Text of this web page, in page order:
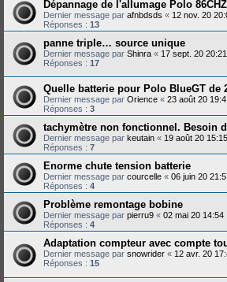
Dépannage de l'allumage Polo
Dernier message par afnbdsds « 12 nov. 20
Réponses : 13
panne triple… source unique
Dernier message par Shinra « 17 sept. 20 20:21
Réponses : 17
Quelle batterie pour Polo BlueGT de
Dernier message par Orience « 23 août 20
Réponses : 3
tachymètre non fonctionnel. Besoin
Dernier message par keutain « 19 août 20 15:15
Réponses : 7
Enorme chute tension batterie
Dernier message par courcelle « 06 juin 20
Réponses : 4
Problème remontage bobine
Dernier message par pierru9 « 02 mai 20 14:54
Réponses : 4
Adaptation compteur avec compte
Dernier message par snowrider « 12 avr. 20
Réponses : 15